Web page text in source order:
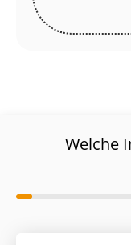
Welche